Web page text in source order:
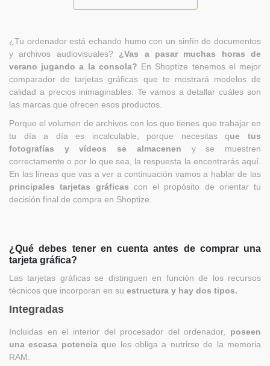
¿Tu ordenador está echando humo con un sinfín de documentos
y archivos audiovisuales? ¿Vas a pasar muchas horas de
verano jugando a la consola? En Shoptize tenemos el mejor
comparador de tarjetas gráficas que te mostrará modelos de
calidad a precios inimaginables. Te vamos a detallar cuáles son
las marcas que ofrecen esos productos.
Porque el volumen de archivos con los que tienes que trabajar en
tu día a día es incalculable, porque necesitas que tus
fotografías y vídeos se almacenen y se muestren
correctamente o por lo que sea, la respuesta la encontrarás aquí.
En las líneas que vas a ver a continuación vamos a hablar de las
principales tarjetas gráficas con el propósito de orientar tu
decisión final de compra en Shoptize.
¿Qué debes tener en cuenta antes de comprar una
tarjeta gráfica?
Las tarjetas gráficas se distinguen en función de los recursos
técnicos que incorporan en su estructura y hay dos tipos.
Integradas
Incluidas en el interior del procesador del ordenador, poseen
una escasa potencia que les obliga a nutrirse de la memoria
RAM.